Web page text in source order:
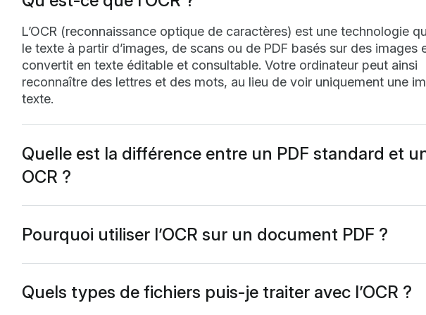
L’OCR (reconnaissance optique de caractères) est une technologie
le texte à partir d’images, de scans ou de PDF basés sur des images
convertit en texte éditable et consultable. Votre ordinateur peut ainsi
reconnaître des lettres et des mots, au lieu de voir uniquement une
texte.
Quelle est la différence entre un PDF standard et
OCR ?
possède une couche de texte cachée qui permet de rechercher,
modifier le contenu.
Pourquoi utiliser l’OCR sur un document PDF ?
documents numériquement, ou encore les rendre accessibles pour les
lecteurs d’écran ou la recherche dans des systèmes de gestion
Quels types de fichiers puis-je traiter avec l’OCR ?